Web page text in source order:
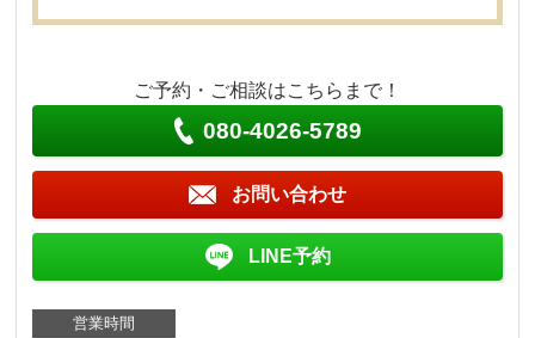
ご予約・ご相談はこちらまで！
080-4026-5789
お問い合わせ
LINE予約
営業時間